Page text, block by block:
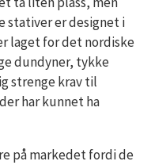
stativer er designet i
laget for det nordiske
dundyner, tykke
strenge krav til
har kunnet ha
på markedet fordi de